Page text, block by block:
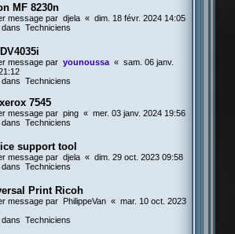
MF 8230n
message par djela « dim. 18 févr. 2024 14:05
dans Techniciens
message par younoussa « sam. 06 janv.
dans Techniciens
7545
message par ping « mer. 03 janv. 2024 19:56
dans Techniciens
support tool
message par djela « dim. 29 oct. 2023 09:58
dans Techniciens
Print Ricoh
message par PhilippeVan « mar. 10 oct. 2023
dans Techniciens